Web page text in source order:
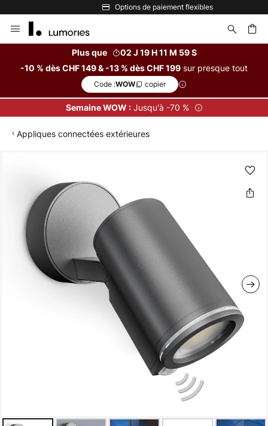
Options de paiement flexibles
Allez
au
Plus que
02 J 19 H 11 M 59 S
-10 % dès CHF 149 & -13 % dès CHF 199 sur presque tout
Code :WOW copier
Semaine WOW :Jusqu'à -70 %
Appliques connectées extérieures
images
gallery